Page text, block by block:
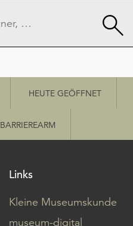
HEUTE GEÖFFNET
BARRIEREARM
Links
Kleine Museumskunde
museum-digital